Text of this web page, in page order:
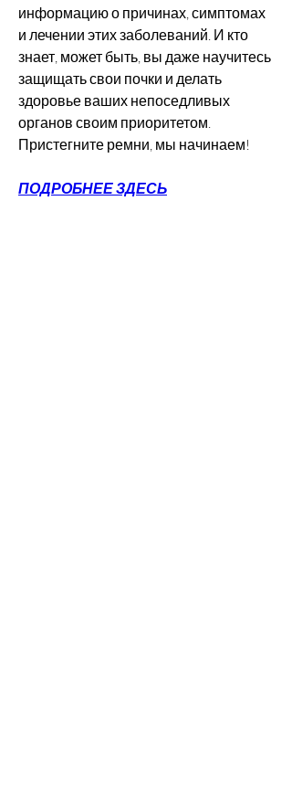
информацию о причинах, симптомах
и лечении этих заболеваний. И кто
знает, может быть, вы даже научитесь
защищать свои почки и делать
здоровье ваших непоседливых
органов своим приоритетом.
Пристегните ремни, мы начинаем!
ПОДРОБНЕЕ ЗДЕСЬ